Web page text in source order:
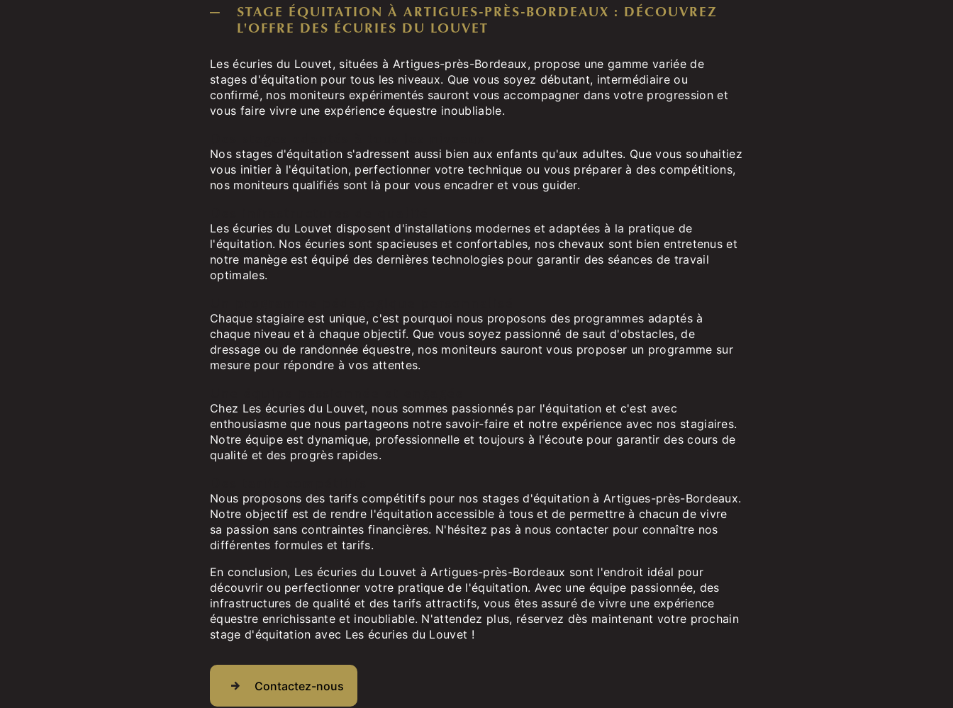
STAGE ÉQUITATION À ARTIGUES-PRÈS-BORDEAUX : DÉCOUVREZ
L'OFFRE DES ÉCURIES DU LOUVET
Les écuries du Louvet, situées à Artigues-près-Bordeaux, propose une gamme variée de
stages d'équitation pour tous les niveaux. Que vous soyez débutant, intermédiaire ou
confirmé, nos moniteurs expérimentés sauront vous accompagner dans votre progression et
vous faire vivre une expérience équestre inoubliable.
Nos stages d'équitation s'adressent aussi bien aux enfants qu'aux adultes. Que vous souhaitiez
vous initier à l'équitation, perfectionner votre technique ou vous préparer à des compétitions,
nos moniteurs qualifiés sont là pour vous encadrer et vous guider.
Les écuries du Louvet disposent d'installations modernes et adaptées à la pratique de
l'équitation. Nos écuries sont spacieuses et confortables, nos chevaux sont bien entretenus et
notre manège est équipé des dernières technologies pour garantir des séances de travail
optimales.
Chaque stagiaire est unique, c'est pourquoi nous proposons des programmes adaptés à
chaque niveau et à chaque objectif. Que vous soyez passionné de saut d'obstacles, de
dressage ou de randonnée équestre, nos moniteurs sauront vous proposer un programme sur
mesure pour répondre à vos attentes.
Chez Les écuries du Louvet, nous sommes passionnés par l'équitation et c'est avec
enthousiasme que nous partageons notre savoir-faire et notre expérience avec nos stagiaires.
Notre équipe est dynamique, professionnelle et toujours à l'écoute pour garantir des cours de
qualité et des progrès rapides.
Nous proposons des tarifs compétitifs pour nos stages d'équitation à Artigues-près-Bordeaux.
Notre objectif est de rendre l'équitation accessible à tous et de permettre à chacun de vivre
sa passion sans contraintes financières. N'hésitez pas à nous contacter pour connaître nos
différentes formules et tarifs.
En conclusion, Les écuries du Louvet à Artigues-près-Bordeaux sont l'endroit idéal pour
découvrir ou perfectionner votre pratique de l'équitation. Avec une équipe passionnée, des
infrastructures de qualité et des tarifs attractifs, vous êtes assuré de vivre une expérience
équestre enrichissante et inoubliable. N'attendez plus, réservez dès maintenant votre prochain
stage d'équitation avec Les écuries du Louvet !
Contactez-nous